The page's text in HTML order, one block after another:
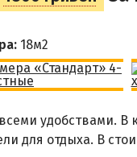
18м2
удобствами. В
для отдыха. В